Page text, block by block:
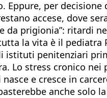
Eppure, per
accese, dove
da prigionia”: ritardi
la vita è il pediatra
istituti penitenziari
Lo stress cronico
e cresce in
anche solo